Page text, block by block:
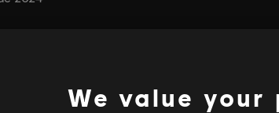
We value your